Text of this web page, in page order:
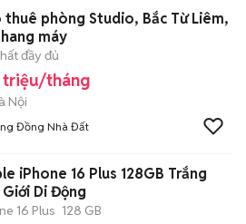
thuê phòng Studio, Bắc Từ Liêm,
máy
đầy đủ
triệu/tháng
Nội
Đồng Nhà Đất
iPhone 16 Plus 128GB Trắng
Giới Di Động
16 Plus 128 GB